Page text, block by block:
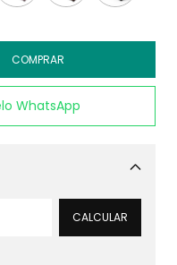
WhatsApp
Alterar CEP
CALCULAR